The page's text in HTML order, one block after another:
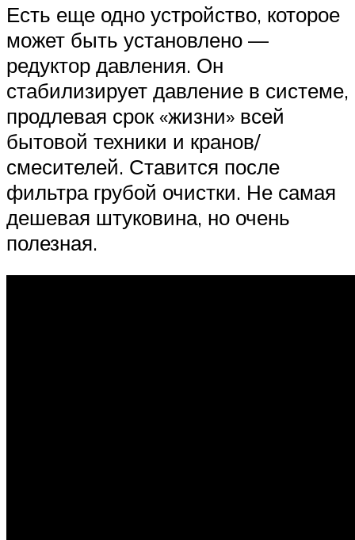
Есть еще одно устройство, которое
может быть установлено —
редуктор давления. Он
стабилизирует давление в системе,
продлевая срок «жизни» всей
бытовой техники и кранов/
смесителей. Ставится после
фильтра грубой очистки. Не самая
дешевая штуковина, но очень
полезная.